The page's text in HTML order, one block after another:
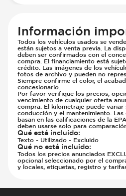
Información
Todos los vehículos usados se
están sujetos a venta previa. La
deben ser confirmados con el
compra. El financiamiento está
crédito. Las imágenes de los
fotos de archivo y pueden no
Siempre confirme el color, el
concesionario.
Por favor verifique los precios,
vencimiento de cualquier oferta
compra. El kilometraje puede variar
conducción y el mantenimiento. Las
basan en las calificaciones de la
deben usarse solo para
Qué está incluido:
Texto - Utilizado - Excluido
Qué no está incluido:
Todos los precios anunciados
opcional seleccionado por el
y locales, etiquetas, registro y